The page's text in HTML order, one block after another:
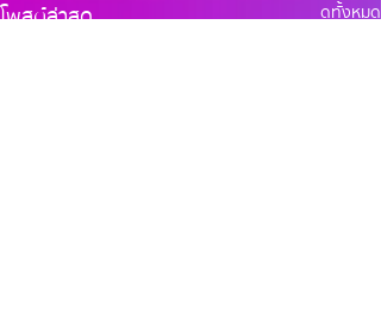
โพสต์ล่าสุด ดูทั้งหมด